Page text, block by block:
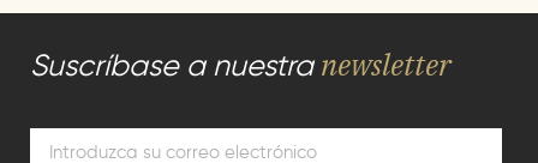
Suscríbase a nuestra newsletter